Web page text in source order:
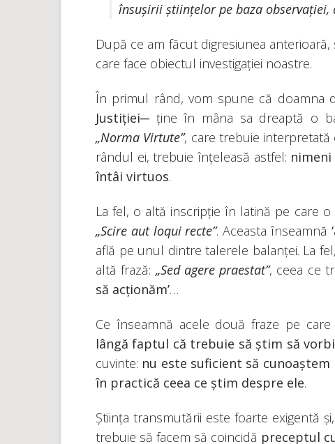
însușirii științelor pe baza
După ce am făcut digresiunea
care face obiectul investigației noastre.
În primul rând, vom spune că doamna
Justiției─ ține în mâna sa dreaptă o
„Norma Virtute”, care trebuie interpretată
rândul ei, trebuie înțeleasă astfel:
întâi virtuos.
La fel, o altă inscripție în latină pe care
„Scire aut loqui recte”. Aceasta înseamnă ‘
află pe unul dintre talerele balanței. La
altă frază: „Sed agere praestat”, ceea ce
să acționăm’…
Ce înseamnă acele două fraze pe care
lângă faptul că trebuie să știm să
cuvinte: nu este suficient să
în practică ceea ce știm despre ele.
Știința transmutării este foarte exigentă
trebuie să facem să coincidă preceptul